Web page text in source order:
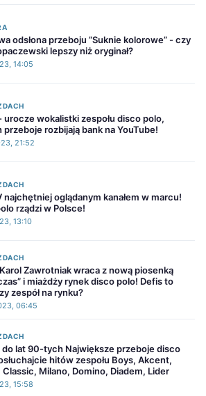
odsłona przeboju ”Suknie kolorowe” - czy
lepszy niż oryginał?
14:05
urocze wokalistki zespołu disco polo,
rozbijają bank na YouTube!
21:52
najchętniej oglądanym kanałem w marcu!
rządzi w Polsce!
13:10
Zawrotniak wraca z nową piosenką
i miażdży rynek disco polo! Defis to
zespół na rynku?
06:45
do lat 90-tych Największe przeboje disco
hitów zespołu Boys, Akcent,
Classic, Milano, Domino, Diadem, Lider
15:58